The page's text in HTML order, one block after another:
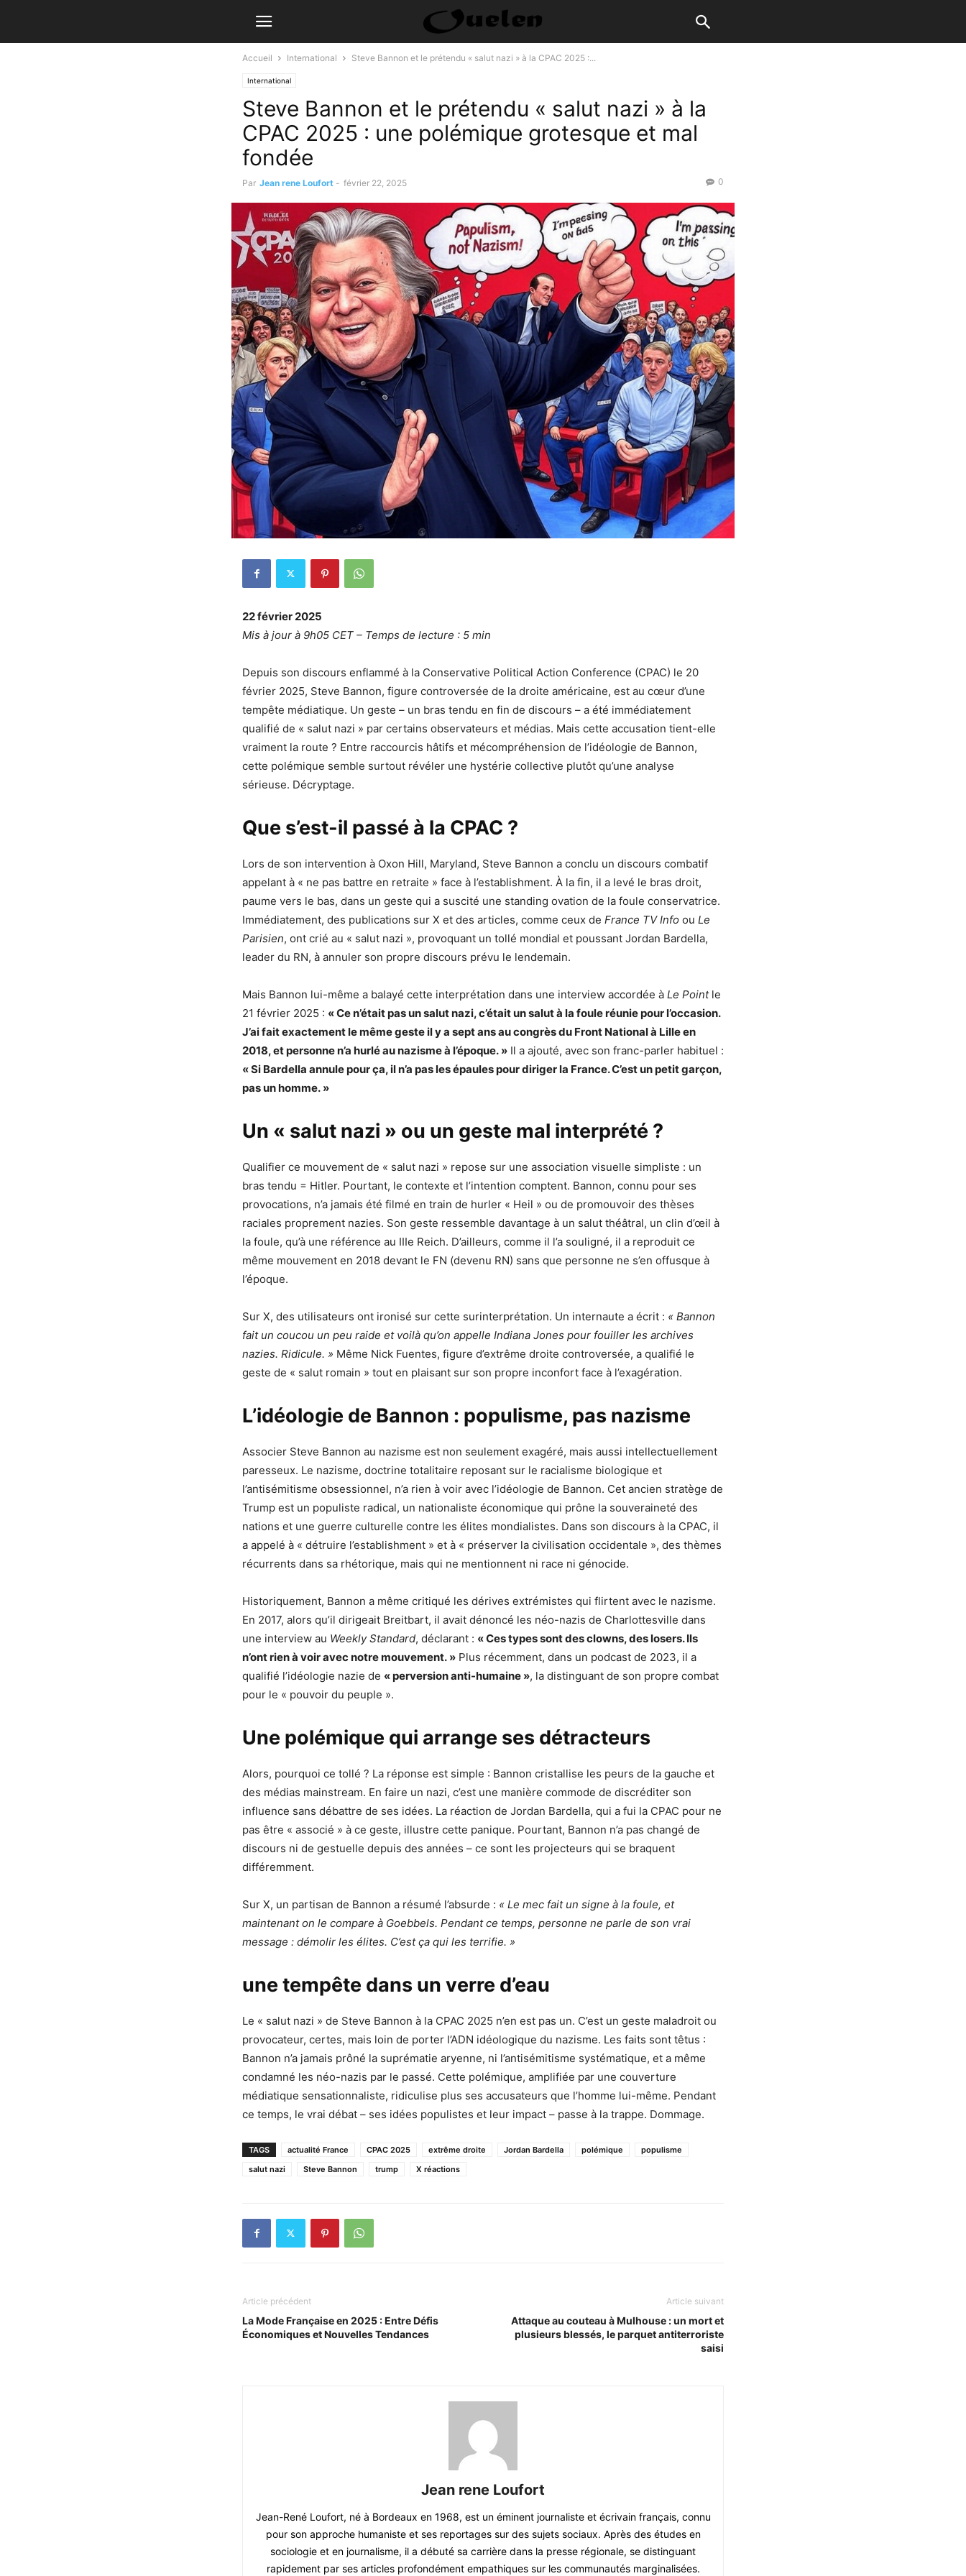
Accueil International Steve Bannon et le prétendu « salut nazi » à la CPAC 2025 :...
International
Steve Bannon et le prétendu « salut nazi » à la
CPAC 2025 : une polémique grotesque et mal
fondée
Par Jean rene Loufort - février 22, 2025 0
22 février 2025
Mis à jour à 9h05 CET – Temps de lecture : 5 min
Depuis son discours enflammé à la Conservative Political Action Conference (CPAC) le 20
février 2025, Steve Bannon, figure controversée de la droite américaine, est au cœur d’une
tempête médiatique. Un geste – un bras tendu en fin de discours – a été immédiatement
qualifié de « salut nazi » par certains observateurs et médias. Mais cette accusation tient-elle
vraiment la route ? Entre raccourcis hâtifs et mécompréhension de l’idéologie de Bannon,
cette polémique semble surtout révéler une hystérie collective plutôt qu’une analyse
sérieuse. Décryptage.
Que s’est-il passé à la CPAC ?
Lors de son intervention à Oxon Hill, Maryland, Steve Bannon a conclu un discours combatif
appelant à « ne pas battre en retraite » face à l’establishment. À la fin, il a levé le bras droit,
paume vers le bas, dans un geste qui a suscité une standing ovation de la foule conservatrice.
Immédiatement, des publications sur X et des articles, comme ceux de France TV Info ou Le
Parisien, ont crié au « salut nazi », provoquant un tollé mondial et poussant Jordan Bardella,
leader du RN, à annuler son propre discours prévu le lendemain.
Mais Bannon lui-même a balayé cette interprétation dans une interview accordée à Le Pointle
21 février 2025 : « Ce n’était pas un salut nazi, c’était un salut à la foule réunie pour l’occasion.
J’ai fait exactement le même geste il y a sept ans au congrès du Front National à Lille en
2018, et personne n’a hurlé au nazisme à l’époque. » Il a ajouté, avec son franc-parler habituel :
« Si Bardella annule pour ça, il n’a pas les épaules pour diriger la France. C’est un petit garçon,
pas un homme. »
Un « salut nazi » ou un geste mal interprété ?
Qualifier ce mouvement de « salut nazi » repose sur une association visuelle simpliste : un
bras tendu = Hitler. Pourtant, le contexte et l’intention comptent. Bannon, connu pour ses
provocations, n’a jamais été filmé en train de hurler « Heil » ou de promouvoir des thèses
raciales proprement nazies. Son geste ressemble davantage à un salut théâtral, un clin d’œil à
la foule, qu’à une référence au IIIe Reich. D’ailleurs, comme il l’a souligné, il a reproduit ce
même mouvement en 2018 devant le FN (devenu RN) sans que personne ne s’en offusque à
l’époque.
Sur X, des utilisateurs ont ironisé sur cette surinterprétation. Un internaute a écrit : « Bannon
fait un coucou un peu raide et voilà qu’on appelle Indiana Jones pour fouiller les archives
nazies. Ridicule. » Même Nick Fuentes, figure d’extrême droite controversée, a qualifié le
geste de « salut romain » tout en plaisant sur son propre inconfort face à l’exagération.
L’idéologie de Bannon : populisme, pas nazisme
Associer Steve Bannon au nazisme est non seulement exagéré, mais aussi intellectuellement
paresseux. Le nazisme, doctrine totalitaire reposant sur le racialisme biologique et
l’antisémitisme obsessionnel, n’a rien à voir avec l’idéologie de Bannon. Cet ancien stratège de
Trump est un populiste radical, un nationaliste économique qui prône la souveraineté des
nations et une guerre culturelle contre les élites mondialistes. Dans son discours à la CPAC, il
a appelé à « détruire l’establishment » et à « préserver la civilisation occidentale », des thèmes
récurrents dans sa rhétorique, mais qui ne mentionnent ni race ni génocide.
Historiquement, Bannon a même critiqué les dérives extrémistes qui flirtent avec le nazisme.
En 2017, alors qu’il dirigeait Breitbart, il avait dénoncé les néo-nazis de Charlottesville dans
une interview au Weekly Standard, déclarant : « Ces types sont des clowns, des losers. Ils
n’ont rien à voir avec notre mouvement. » Plus récemment, dans un podcast de 2023, il a
qualifié l’idéologie nazie de « perversion anti-humaine », la distinguant de son propre combat
pour le « pouvoir du peuple ».
Une polémique qui arrange ses détracteurs
Alors, pourquoi ce tollé ? La réponse est simple : Bannon cristallise les peurs de la gauche et
des médias mainstream. En faire un nazi, c’est une manière commode de discréditer son
influence sans débattre de ses idées. La réaction de Jordan Bardella, qui a fui la CPAC pour ne
pas être « associé » à ce geste, illustre cette panique. Pourtant, Bannon n’a pas changé de
discours ni de gestuelle depuis des années – ce sont les projecteurs qui se braquent
différemment.
Sur X, un partisan de Bannon a résumé l’absurde : « Le mec fait un signe à la foule, et
maintenant on le compare à Goebbels. Pendant ce temps, personne ne parle de son vrai
message : démolir les élites. C’est ça qui les terrifie. »
une tempête dans un verre d’eau
Le « salut nazi » de Steve Bannon à la CPAC 2025 n’en est pas un. C’est un geste maladroit ou
provocateur, certes, mais loin de porter l’ADN idéologique du nazisme. Les faits sont têtus :
Bannon n’a jamais prôné la suprématie aryenne, ni l’antisémitisme systématique, et a même
condamné les néo-nazis par le passé. Cette polémique, amplifiée par une couverture
médiatique sensationnaliste, ridiculise plus ses accusateurs que l’homme lui-même. Pendant
ce temps, le vrai débat – ses idées populistes et leur impact – passe à la trappe. Dommage.
TAGS actualité France CPAC 2025 extrême droite Jordan Bardella polémique
populisme
salut nazi
Steve Bannon trump X réactions
Article précédent
La Mode Française en 2025 : Entre Défis
Économiques et Nouvelles Tendances
Article suivant
Attaque au couteau à Mulhouse : un mort et
plusieurs blessés, le parquet antiterroriste
saisi
Jean rene Loufort
Jean-René Loufort, né à Bordeaux en 1968, est un éminent journaliste et écrivain français, connu
pour son approche humaniste et ses reportages sur des sujets sociaux. Après des études en
sociologie et en journalisme, il a débuté sa carrière dans la presse régionale, se distinguant
rapidement par ses articles profondément empathiques sur les communautés marginalisées.